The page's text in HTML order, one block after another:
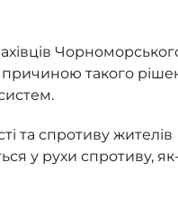
причиною такого
та спротиву жителів
у рухи спротиву,